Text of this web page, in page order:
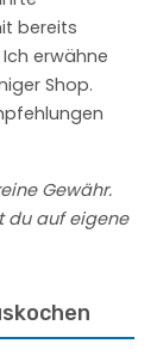
bereits
erwähne
Shop.
Gewähr.
du auf eigene